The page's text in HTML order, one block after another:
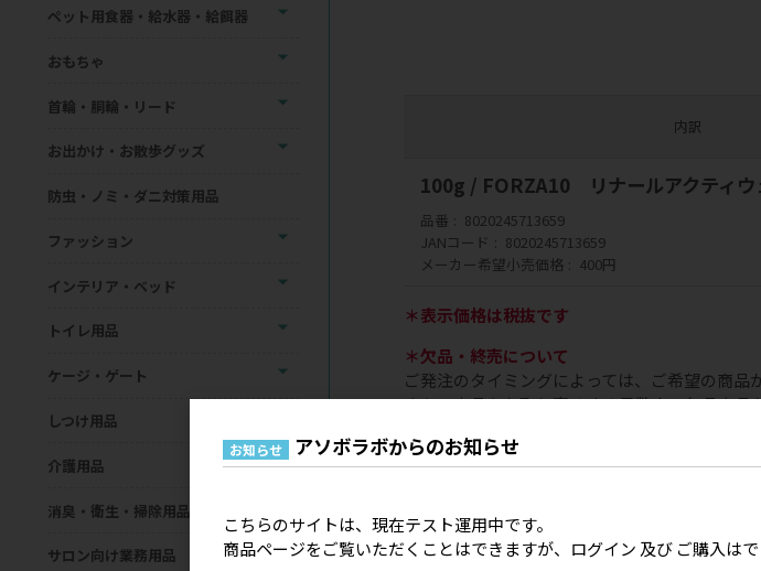
内訳
100g / FORZA10 リナールアクティ
品番
8020245713659
JANコード
8020245713659
メーカー希望小売価格
400円
＊表示価格は税抜です
＊欠品・終売について
ご発注のタイミングによっては、ご希望の商品
また、商品をお取り寄せする日数や、欠品商
▶取扱申請書の提出が必要なメーカー・ブラン
一部のメーカー・ブランドにおいて、お取り
ご不明な場合は、営業担当までお問い合わせく
＊当サイト内の文章・画像等の無断転載及び複
ペット用食器・給水器・給餌器
おもちゃ
首輪・胴輪・リード
お出かけ・お散歩グッズ
防虫・ノミ・ダニ対策用品
ファッション
インテリア・ベッド
トイレ用品
ケージ・ゲート
しつけ用品
介護用品
消臭・衛生・掃除用品
サロン向け業務用品
お知らせ アソボラボからのお知らせ
こちらのサイトは、現在テスト運用中です。
商品ページをご覧いただくことはできますが、ログイン 及び ご購入は